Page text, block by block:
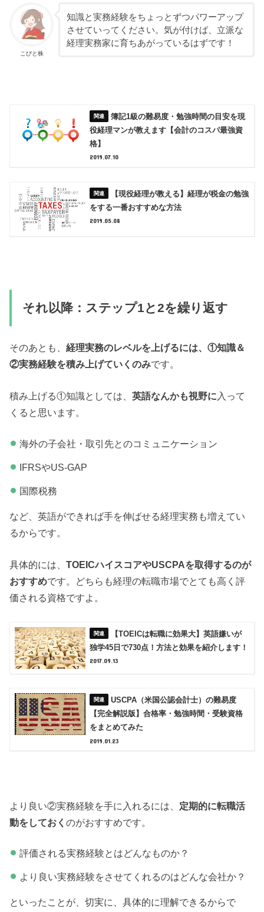
こびと株
知識と実務経験をちょっとずつパワーアップ
させていってください。気が付けば、立派な
経理実務家に育ちあがっているはずです！
簿記1級の難易度・勉強時間の目安を現
役経理マンが教えます【会計のコスパ最強資
格】
2019.07.10
【現役経理が教える】経理が税金の勉強
をする一番おすすめな方法
2019.05.08
それ以降：ステップ1と2を繰り返す
そのあとも、経理実務のレベルを上げるには、①知識＆
②実務経験を積み上げていくのみです。
積み上げる①知識としては、英語なんかも視野に 入って
くると思います。
海外の子会社・取引先とのコミュニケーション
IFRSやUS-GAP
国際税務
など、英語ができれば手を伸ばせる経理実務も増えてい
るからです。
具体的には、TOEICハイスコアやUSCPAを取得するのが
おすすめです。どちらも経理の転職市場でとても高く評
価される資格ですよ。
【TOEICは転職に効果大】英語嫌いが
独学45日で730点！方法と効果を紹介します！
2017.09.13
USCPA（米国公認会計士）の難易度
【完全解説版】合格率・勉強時間・受験資格
をまとめてみた
2019.01.23
より良い②実務経験を手に入れるには、 定期的に転職活
動をしておくのがおすすめです。
評価される実務経験とはどんなものか？
より良い実務経験をさせてくれるのはどんな会社か？
といったことが、切実に、具体的に理解できるからで